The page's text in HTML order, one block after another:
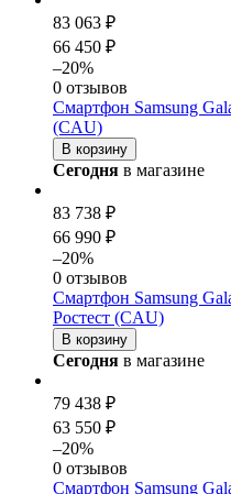
83 063 ₽
66 450 ₽
–20%
0 отзывов
Смартфон Samsung
(CAU)
В корзину
Сегодня в магазине
83 738 ₽
66 990 ₽
–20%
0 отзывов
Смартфон Samsung
Ростест (CAU)
В корзину
Сегодня в магазине
79 438 ₽
63 550 ₽
–20%
0 отзывов
Смартфон Samsung